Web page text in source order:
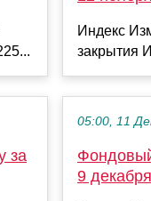
за
Индекс
закрытия
05:00, 11
9